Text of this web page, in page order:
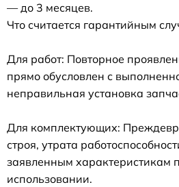
— до 3 месяцев.
Что считается гарантийным
Для работ: Повторное
прямо обусловлен с
неправильная установка
Для комплектующих:
строя, утрата
заявленным характеристикам
использовании.